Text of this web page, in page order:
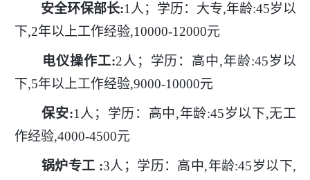
安全环保部长:1人；学历：大专,年龄:45岁以
下,2年以上工作经验,10000-12000元
电仪操作工:2人；学历：高中,年龄:45岁以
下,5年以上工作经验,9000-10000元
保安:1人；学历：高中,年龄:45岁以下,无工
作经验,4000-4500元
锅炉专工 :3人；学历：高中,年龄:45岁以下,